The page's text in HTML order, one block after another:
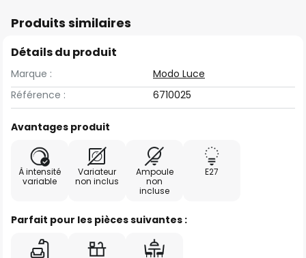
Produits similaires
Détails du produit
Marque :
Modo Luce
Référence :
6710025
Avantages produit
À intensité
variable
Variateur
non inclus
Ampoule
non
incluse
E27
Parfait pour les pièces suivantes :